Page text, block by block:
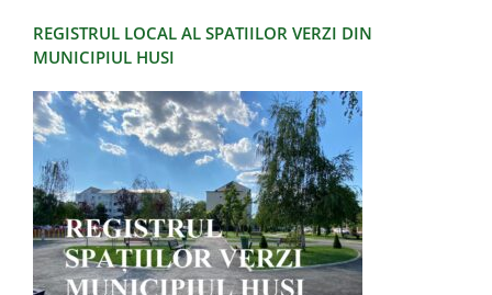
REGISTRUL LOCAL AL SPATIILOR VERZI DIN
MUNICIPIUL HUSI